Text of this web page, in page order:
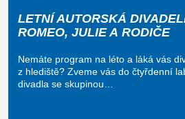
LETNÍ AUTORSKÁ
ROMEO, JULIE A RODIČE
Nemáte program na léto a láká vás
z hlediště? Zveme vás do čtyřdenní
divadla se skupinou…